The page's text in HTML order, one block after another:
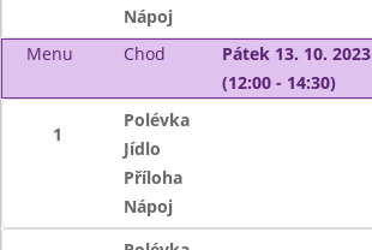
Nápoj
Menu
Chod
Pátek 13. 10. 2023
(12:00 - 14:30)
1
Polévka
Jídlo
Příloha
Nápoj